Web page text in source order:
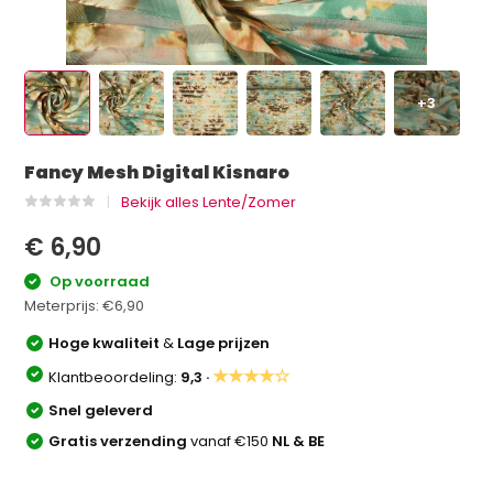
+3
Fancy Mesh Digital Kisnaro
Bekijk alles Lente/Zomer
€ 6,90
Op voorraad
Meterprijs:€6,90
Hoge kwaliteit& Lage prijzen
Klantbeoordeling: 9,3 ·★★★★☆
Snel geleverd
Gratis verzendingvanaf €150 NL & BE